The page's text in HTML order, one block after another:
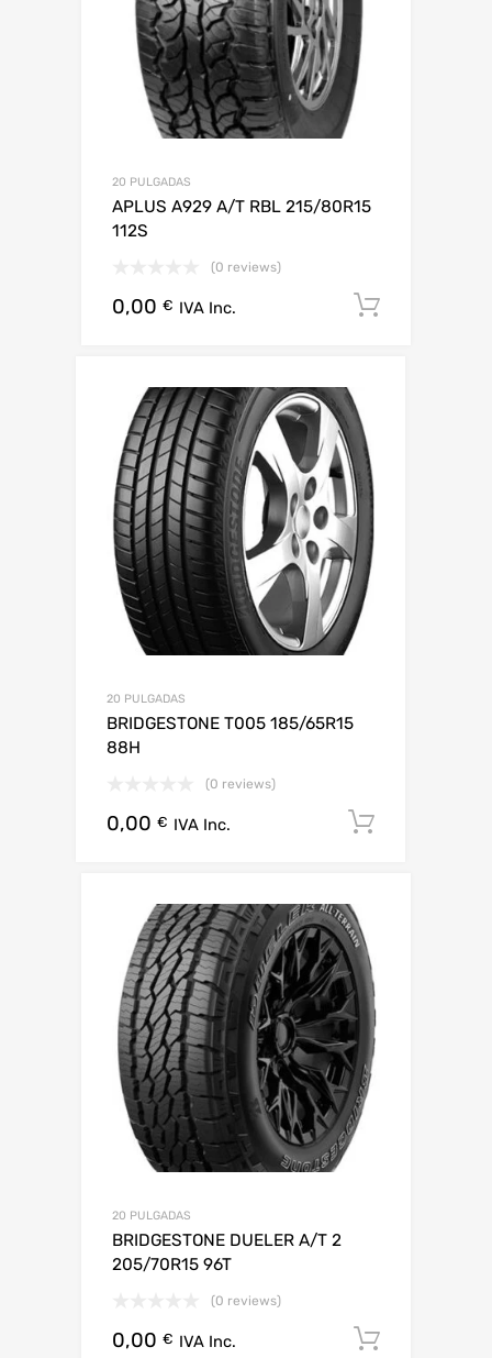
20 PULGADAS
APLUS A929 A/T RBL 215/80R15
112S
(0 reviews)
0,00 € IVA Inc.
20 PULGADAS
BRIDGESTONE T005 185/65R15
88H
(0 reviews)
0,00 € IVA Inc.
20 PULGADAS
BRIDGESTONE DUELER A/T 2
205/70R15 96T
(0 reviews)
0,00 € IVA Inc.